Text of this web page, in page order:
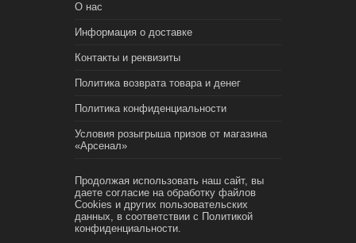
О нас
Информация о доставке
Контакты и реквизиты
Политика возврата товара и денег
Политика конфиденциальности
Условия розыгрыша призов от магазина
«Арсенал»
Продолжая использовать наш сайт, вы
даете согласие на обработку файлов
Cookies и других пользовательских
данных, в соответствии с Политикой
конфиденциальности.